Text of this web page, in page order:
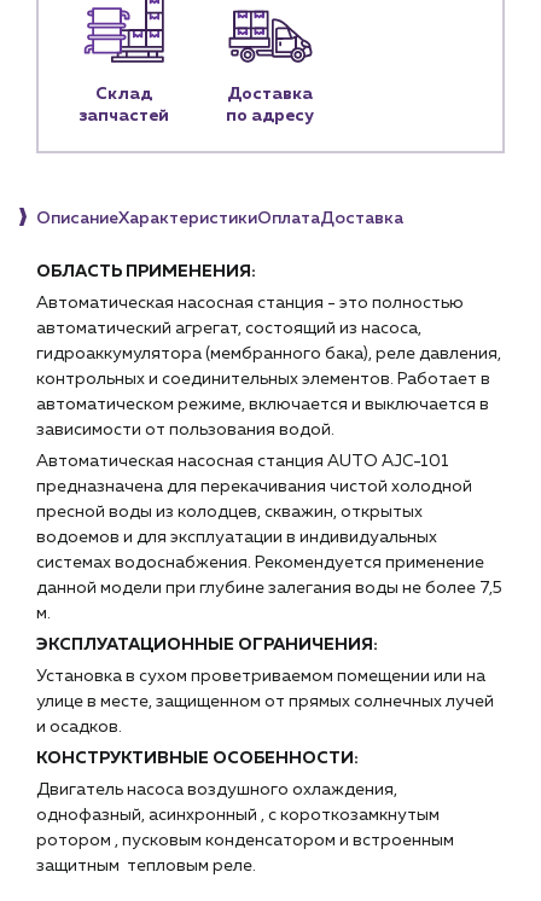
Контакты
Контактные данные
sales@profpotok.ru
г. Краснодар, ул. Российская, 63
Склад
запчастей
Доставка
по адресу
ОписаниеХарактеристикиОплатаДоставка
ОБЛАСТЬ ПРИМЕНЕНИЯ:
Автоматическая насосная станция - это полностью
автоматический агрегат, состоящий из насоса,
гидроаккумулятора (мембранного бака), реле давления,
контрольных и соединительных элементов. Работает в
автоматическом режиме, включается и выключается в
зависимости от пользования водой.
Автоматическая насосная станция AUTO AJC-101
предназначена для перекачивания чистой холодной
пресной воды из колодцев, скважин, открытых
водоемов и для эксплуатации в индивидуальных
системах водоснабжения. Рекомендуется применение
данной модели при глубине залегания воды не более 7,5
м.
ЭКСПЛУАТАЦИОННЫЕ ОГРАНИЧЕНИЯ:
Установка в сухом проветриваемом помещении или на
улице в месте, защищенном от прямых солнечных лучей
и осадков.
КОНСТРУКТИВНЫЕ ОСОБЕННОСТИ:
Двигатель насоса воздушного охлаждения,
однофазный, асинхронный , с короткозамкнутым
ротором , пусковым конденсатором и встроенным
защитным тепловым реле.